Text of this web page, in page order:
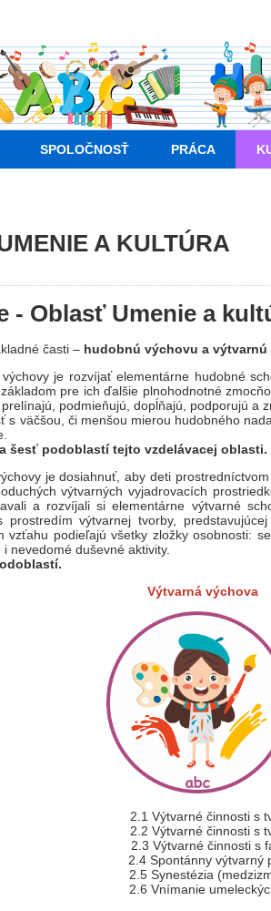
SPOLOČNOSŤ PRÁCA
A KULTÚRA
- Oblasť Umenie a
časti – hudobnú výchovu a výtvarnú
je rozvíjať elementárne hudobné
pre ich ďalšie plnohodnotné
podmieňujú, dopĺňajú, podporujú a
väčšou, či menšou mierou hudobného
šesť podoblastí tejto vzdelávacej oblasti.
je dosiahnuť, aby deti
výtvarných vyjadrovacích
a rozvíjali si elementárne výtvarné
výtvarnej tvorby,
podieľajú všetky zložky osobnosti:
nevedomé duševné aktivity.
Výtvarná výchova
činnosti s tvarom
činnosti s tvarom
Výtvarné činnosti s
Spontánny výtvarný
Synestézia
2.6 Vnímanie umeleckých